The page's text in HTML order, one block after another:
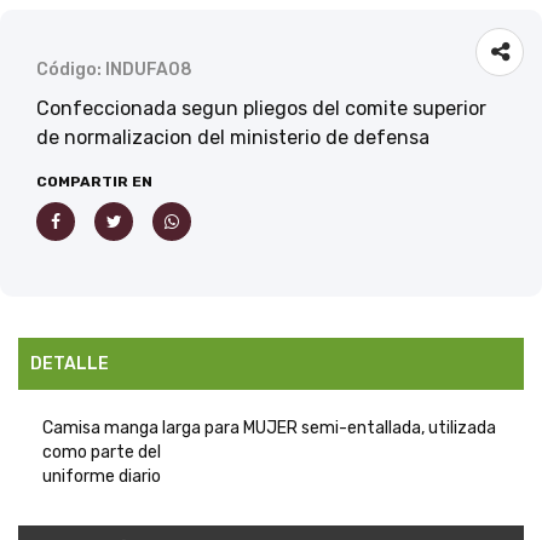
Código: INDUFA08
Confeccionada segun pliegos del comite superior
de normalizacion del ministerio de defensa
COMPARTIR EN
DETALLE
Camisa manga larga para MUJER semi-entallada, utilizada
como parte del
uniforme diario